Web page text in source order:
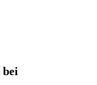
bei